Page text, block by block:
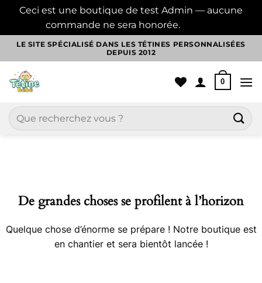
Ceci est une boutique de test Admin — aucune
commande ne sera honorée.
Passer
contenu
LE SITE SPÉCIALISÉ DANS LES TÉTINES PERSONNALISÉES
DEPUIS 2012
0
Recherche
pour :
De grandes choses se profilent à l’horizon
Quelque chose d’énorme se prépare ! Notre boutique est
en chantier et sera bientôt lancée !